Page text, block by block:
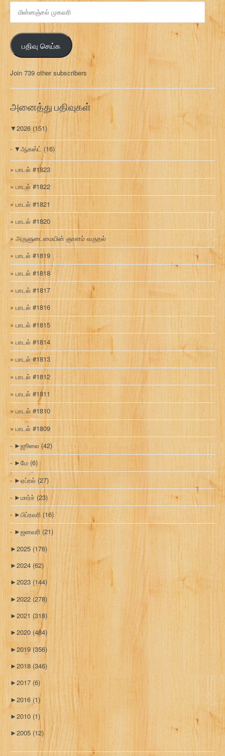
ன
ஞ்
ச
ல்
க
வ
பதிவு செய்க
Join 739 other subscribers
அனைத்து பதிவுகள்
▼2026 (151)
▼ஆகஸ்ட் (16)
பாடல் #1823
பாடல் #1822
பாடல் #1821
பாடல் #1820
அருளுடைமையின் ஞானம் வருதல்
பாடல் #1819
பாடல் #1818
பாடல் #1817
பாடல் #1816
பாடல் #1815
பாடல் #1814
பாடல் #1813
பாடல் #1812
பாடல் #1811
பாடல் #1810
பாடல் #1809
►ஜூலை(42)
►மே (6)
►ஏப்ரல் (27)
►மார்ச் (23)
►பிப்ரவரி (16)
►ஜனவரி (21)
►2025 (176)
►2024 (62)
►2023 (144)
►2022 (278)
►2021 (318)
►2020 (484)
►2019(356)
►2018 (346)
►2017 (6)
►2016 (1)
►2010 (1)
►2005 (12)